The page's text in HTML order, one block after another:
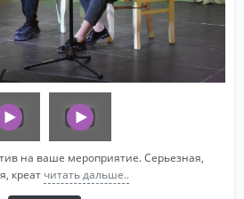
на ваше мероприятие. Серьезная,
креат читать дальше..